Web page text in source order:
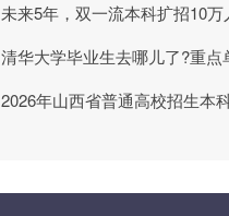
未来5年，双一流本科扩招10万
2026年山西省普通高校招生本